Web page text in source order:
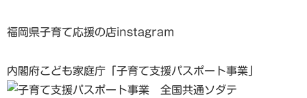
福岡県子育て応援の店instagram
内閣府こども家庭庁「子育て支援パスポート事業」